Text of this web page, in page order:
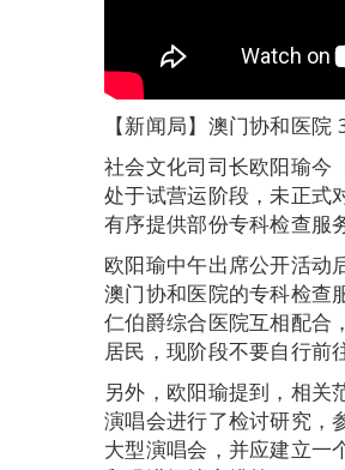
【新闻局】澳门协和医
社会文化司司长欧阳瑜今
处于试营运阶段，未正式
有序提供部份专科检查服
欧阳瑜中午出席公开活动
澳门协和医院的专科检查
仁伯爵综合医院互相配合
居民，现阶段不要自行前
另外，欧阳瑜提到，相关
演唱会进行了检讨研究，
大型演唱会，并应建立一